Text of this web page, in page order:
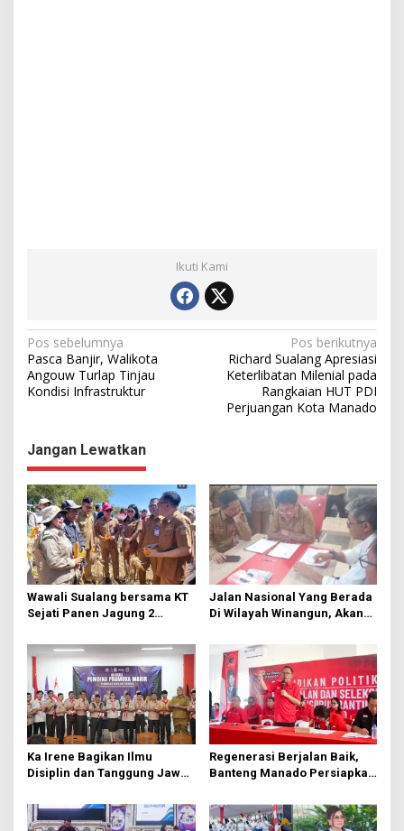
Ikuti Kami
N
a
v
g
a
s
i
p
o
s
Pos sebelumnya
Pasca Banjir, Walikota
Angouw Turlap Tinjau
Kondisi Infrastruktur
Pos berikutnya
Richard Sualang Apresiasi
Keterlibatan Milenial pada
Rangkaian HUT PDI
Perjuangan Kota Manado
Jangan Lewatkan
Wawali Sualang bersama KT
Sejati Panen Jagung 2
Jalan Nasional Yang Berada
Di Wilayah Winangun, Akan
Ka Irene Bagikan Ilmu
Disiplin dan Tanggung Jawab
Manado
Regenerasi Berjalan Baik,
Banteng Manado Persiapkan
Rumput